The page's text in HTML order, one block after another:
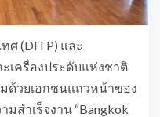
ศ (DITP) และ
ครื่องประดับแห่งชาติ
ด้วยเอกชนแถวหน้าของ
สำเร็จงาน “Bangkok